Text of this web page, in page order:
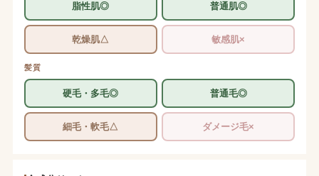
脂性肌◎ 普通肌◎
乾燥肌△ 敏感肌×
髪質
硬毛・多毛◎ 普通毛◎
細毛・軟毛△ ダメージ毛×